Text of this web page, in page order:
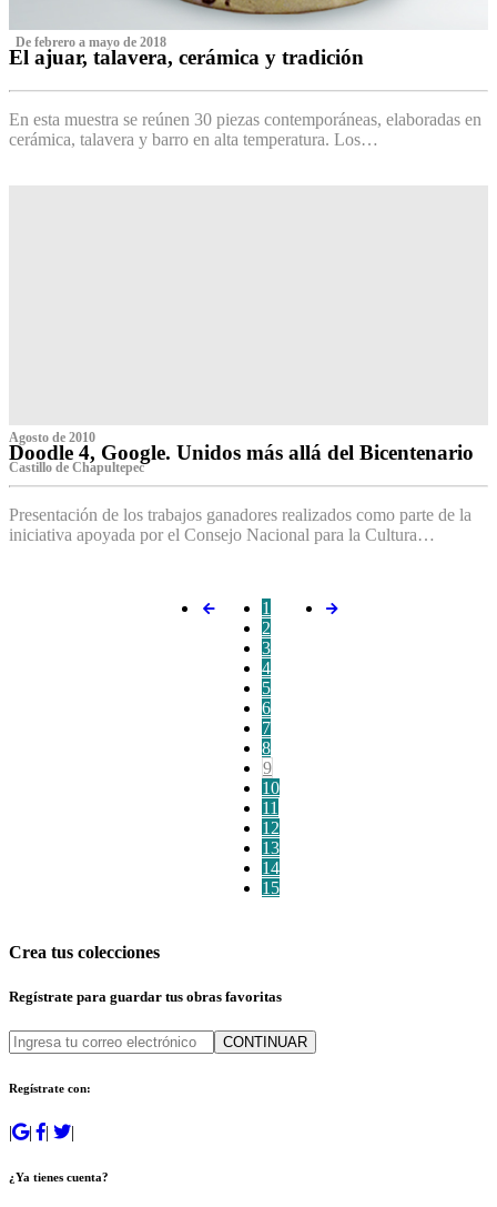
‌ De febrero a mayo de 2018
El ajuar, talavera, cerámica y tradición
En esta muestra se reúnen 30 piezas contemporáneas, elaboradas en
cerámica, talavera y barro en alta temperatura. Los…
Agosto de 2010
Doodle 4, Google. Unidos más allá del Bicentenario
Castillo de Chapultepec
Presentación de los trabajos ganadores realizados como parte de la
iniciativa apoyada por el Consejo Nacional para la Cultura…
1
2
3
4
5
6
7
8
9
10
11
12
13
14
15
Crea tus colecciones
Regístrate para guardar tus obras favoritas
CONTINUAR
Regístrate con:
| | | |
¿Ya tienes cuenta?